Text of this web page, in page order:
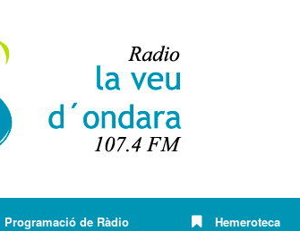
Programació de Ràdio Hemeroteca